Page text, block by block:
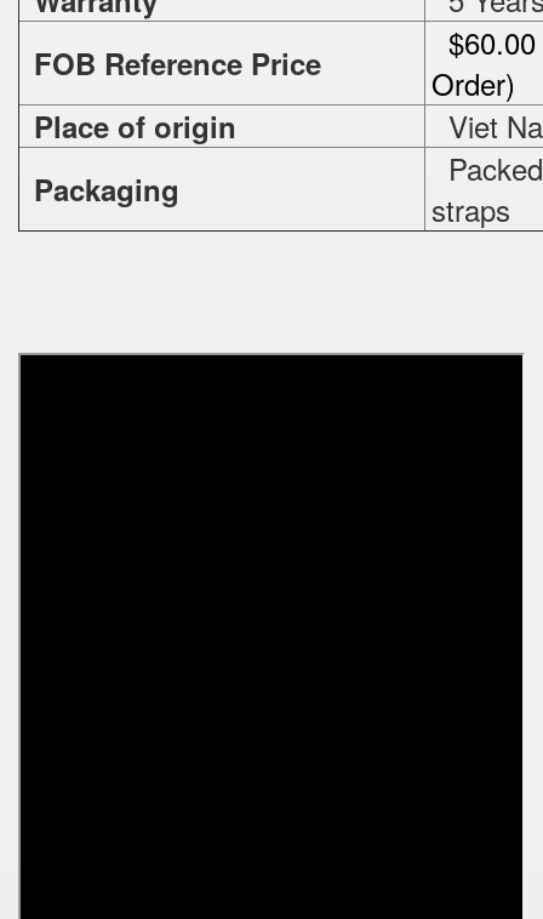
FOB Reference Price
Order)
Place of origin Viet
Packaging
straps